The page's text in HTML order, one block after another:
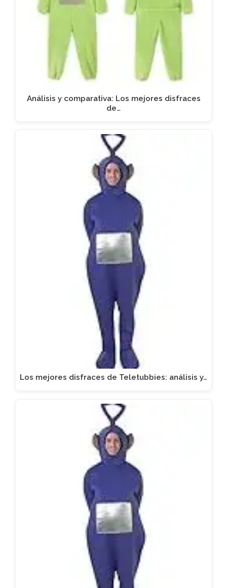
Análisis y comparativa: Los mejores disfraces
de…
Los mejores disfraces de Teletubbies: análisis y…